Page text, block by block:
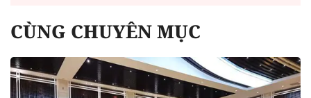
CÙNG CHUYÊN MỤC